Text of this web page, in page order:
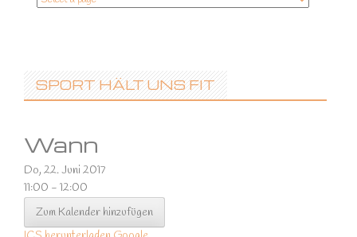
SKIP
SPORT HÄLT UNS FIT
Wann
Do, 22. Juni 2017
11:00 - 12:00
Zum Kalender hinzufügen